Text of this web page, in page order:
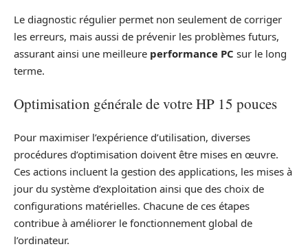
Le diagnostic régulier permet non seulement de corriger
les erreurs, mais aussi de prévenir les problèmes futurs,
assurant ainsi une meilleure performance PC sur le long
terme.
Optimisation générale de votre HP 15 pouces
Pour maximiser l’expérience d’utilisation, diverses
procédures d’optimisation doivent être mises en œuvre.
Ces actions incluent la gestion des applications, les mises à
jour du système d’exploitation ainsi que des choix de
configurations matérielles. Chacune de ces étapes
contribue à améliorer le fonctionnement global de
l’ordinateur.